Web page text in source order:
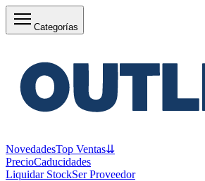
Categorías
NovedadesTop Ventas⇊
PrecioCaducidades
Liquidar StockSer Proveedor